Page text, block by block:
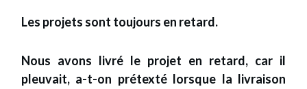
Les projets sont toujours en retard.
Nous avons livré le projet en retard, car il
pleuvait, a-t-on prétexté lorsque la livraison